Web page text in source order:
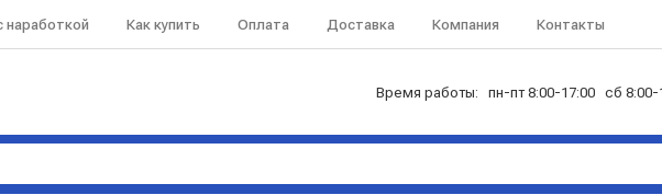
наработкой Как купить Оплата Доставка Компания Контакты
Время работы: пн-пт 8:00-17:00 сб